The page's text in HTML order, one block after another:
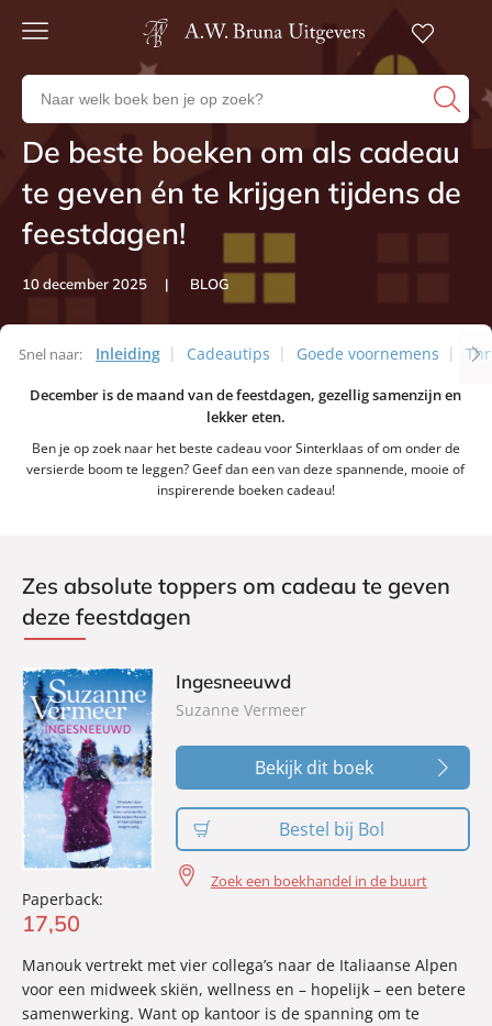
Gratis
23:00
besteld,
volgende
werkdag
in huis
Veilig
betalen
Gratis
Zoeken
naar
auteurs
en
uitgevers
Artikelen
De beste boeken om als cadeau
te geven én te krijgen tijdens de
feestdagen!
10 december 2025 BLOG
Snel naar: Inleiding Cadeautips Goede voornemens
Artikelen
December is de maand van de feestdagen, gezellig samenzijn en
lekker eten.
Ben je op zoek naar het beste cadeau voor Sinterklaas of om onder de
versierde boom te leggen? Geef dan een van deze spannende, mooie of
inspirerende boeken cadeau!
Zes absolute toppers om cadeau te geven
deze feestdagen
Paperback:
17,50
Ingesneeuwd
Suzanne Vermeer
Bekijk dit boek
Bestel bij Bol
Zoek een boekhandel in de buurt
Manouk vertrekt met vier collega’s naar de Italiaanse Alpen
voor een midweek skiën, wellness en – hopelijk – een betere
samenwerking. Want op kantoor is de spanning om te